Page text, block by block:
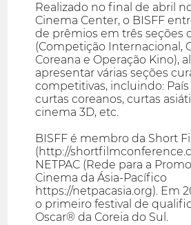
Realizado no final de abril
Cinema Center, o BISFF
de prêmios em três seções
(Competição Internacional,
Coreana e Operação Kino),
apresentar várias seções
competitivas, incluindo:
curtas coreanos, curtas
cinema 3D, etc.
BISFF é membro da Short
(http://
NETPAC (Rede para a
Cinema da Ásia-Pacífico
https://netpacasia.org). Em
o primeiro festival de
Oscar® da Coreia do Sul.